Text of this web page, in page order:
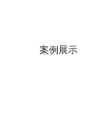
案例展示